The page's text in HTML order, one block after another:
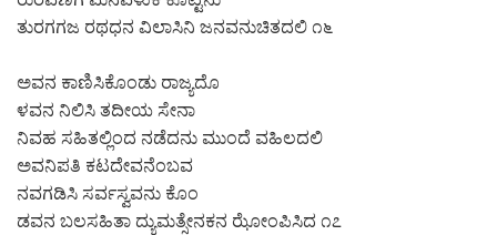
ತುರಗಗಜ ರಥಧನ ವಿಲಾಸಿನಿ ಜನವನುಚಿತದಲಿ ೧೬
ಅವನ ಕಾಣಿಸಿಕೊಂಡು ರಾಜ್ಯದೊ
ಳವನ ನಿಲಿಸಿ ತದೀಯ ಸೇನಾ
ನಿವಹ ಸಹಿತಲ್ಲಿಂದ ನಡೆದನು ಮುಂದೆ ವಹಿಲದಲಿ
ಅವನಿಪತಿ ಕಟದೇವನೆಂಬವ
ನವಗಡಿಸಿ ಸರ್ವಸ್ವವನು ಕೊಂ
ಡವನ ಬಲಸಹಿತಾ ದ್ಯುಮತ್ಸೇನಕನ ಝೋಂಪಿಸಿದ ೧೭